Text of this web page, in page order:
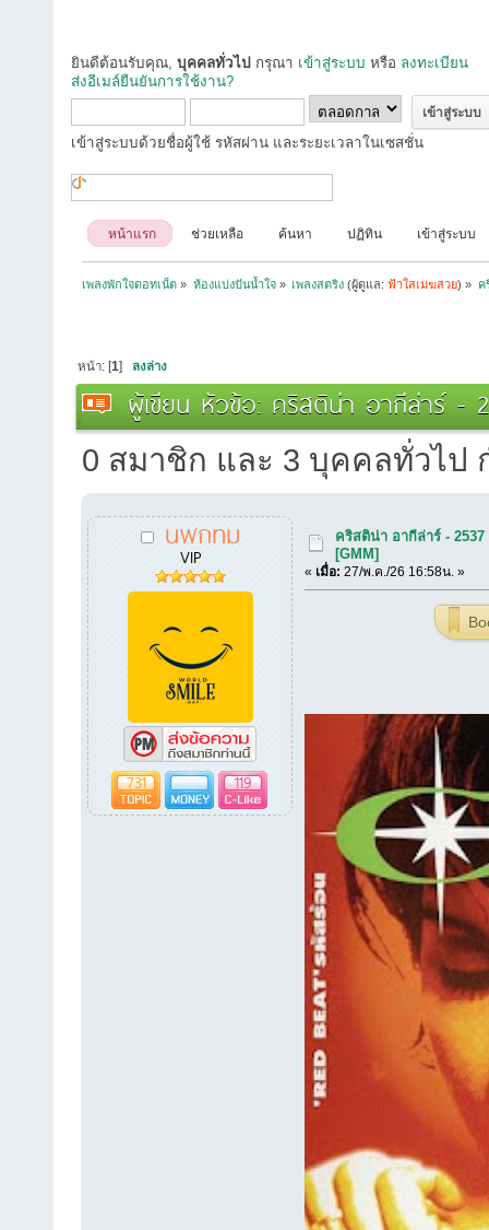
ยินดีต้อนรับคุณ, บุคคลทั่วไป กรุณา เข้าสู่ระบบ หรือ ลงทะเบียน
ส่งอีเมล์ยืนยันการใช้งาน?
เข้าสู่ระบบด้วยชื่อผู้ใช้ รหัสผ่าน และระยะเวลาในเซสชั่น
หน้าแรก ช่วยเหลือ ค้นหา ปฏิทิน เข้าสู่ระบบ
เพลงพักใจดอทเน็ต » ห้องแบ่งปันน้ำใจ» เพลงสตริง (ผู้ดูแล:ฟ้าใสเมฆสวย) » ค
หน้า: [1] ลงล่าง
ผู้เขียน หัวข้อ: คริสติน่า อากีล่าร์ -
0 สมาชิก และ 3 บุคคลทั่วไป
นพกทม
VIP
731 119
คริสติน่า อากีล่าร์ -
[GMM]
« เมื่อ: 27/พ.ค./26 16:58น. »